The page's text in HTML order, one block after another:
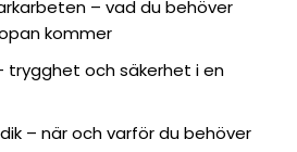
– vad du behöver
kommer
trygghet och säkerhet i en
– när och varför du behöver